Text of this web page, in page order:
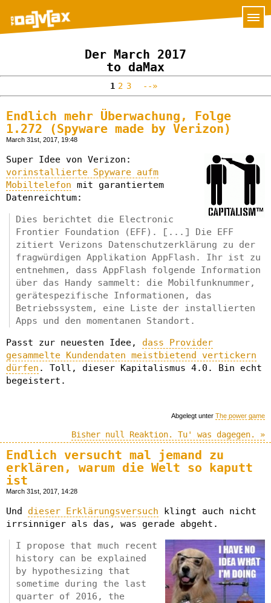
Der March 2017
to daMax
1 2 3 --»
Endlich mehr Überwachung, Folge
1.272 (Spyware made by Verizon)
March 31st, 2017, 19:48
Super Idee von Verizon:
vorinstallierte Spyware aufm
Mobiltelefon mit garantiertem
Datenreichtum:
Dies berichtet die Electronic
Frontier Foundation (EFF). [...] Die EFF
zitiert Verizons Datenschutzerklärung zu der
fragwürdigen Applikation AppFlash. Ihr ist zu
entnehmen, dass AppFlash folgende Information
über das Handy sammelt: die Mobilfunknummer,
gerätespezifische Informationen, das
Betriebssystem, eine Liste der installierten
Apps und den momentanen Standort.
Passt zur neuesten Idee, dass Provider
gesammelte Kundendaten meistbietend vertickern
dürfen . Toll, dieser Kapitalismus 4.0. Bin echt
begeistert.
Abgelegt unter The power game
Bisher null Reaktion. Tu' was dagegen. »
Endlich versucht mal jemand zu
erklären, warum die Welt so kaputt
ist
March 31st, 2017, 14:28
Und dieser Erklärungsversuch klingt auch nicht
irrsinniger als das, was gerade abgeht.
I propose that much recent
history can be explained
by hypothesizing that
sometime during the last
quarter of 2016, the